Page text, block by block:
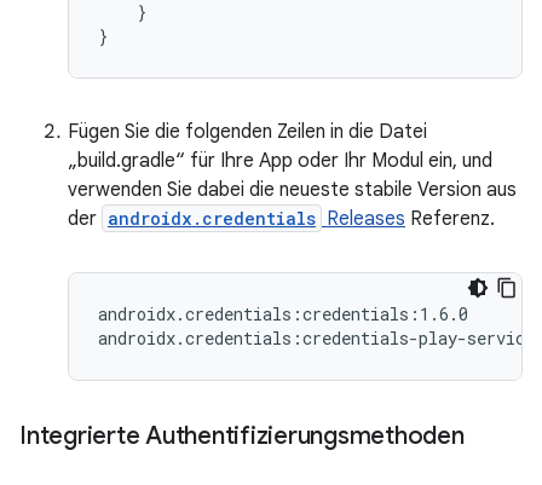
    }
Fügen Sie die folgenden Zeilen in die Datei
„build.gradle“ für Ihre App oder Ihr Modul ein, und
verwenden Sie dabei die neueste stabile Version aus
der androidx.credentials Releases Referenz.
androidx.credentials:credentials:1.6.0
Integrierte Authentifizierungsmethoden